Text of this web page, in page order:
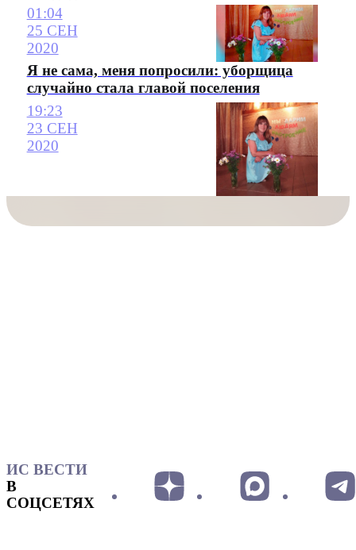
01:04
25 СЕН
2020
Я не сама, меня попросили: уборщица
случайно стала главой поселения
19:23
23 СЕН
2020
ИС ВЕСТИ
В
СОЦСЕТЯХ